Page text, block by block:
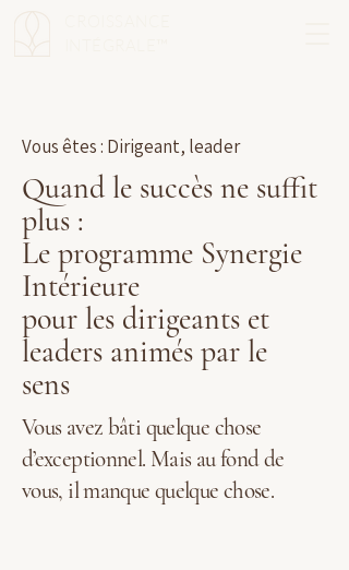
Vous êtes : Dirigeant, leader
Quand le succès ne suffit
plus :
Le programme Synergie
Intérieure
pour les dirigeants et
leaders animés par le
sens
Vous avez bâti quelque chose
d’exceptionnel. Mais au fond de
vous, il manque quelque chose.